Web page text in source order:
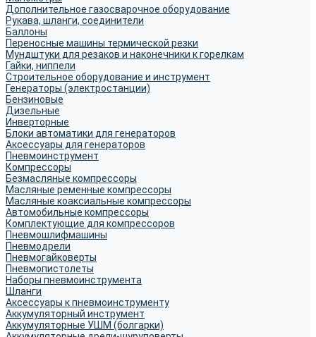
Дополнительное газосварочное оборудование
Рукава, шланги, соединители
Баллоны
Переносные машины термической резки
Мундштуки для резаков и наконечники к горелкам
Гайки, ниппели
Строительное оборудование и инструмент
Генераторы (электростанции)
Бензиновые
Дизельные
Инверторные
Блоки автоматики для генераторов
Аксессуары для генераторов
Пневмоинструмент
Компрессоры
Безмасляные компрессоры
Масляные ременные компрессоры
Масляные коаксиальные компрессоры
Автомобильные компрессоры
Комплектующие для компрессоров
Пневмошлифмашины
Пневмодрели
Пневмогайковерты
Пневмопистолеты
Наборы пневмоинструмента
Шланги
Аксессуары к пневмоинструменту
Аккумуляторный инструмент
Аккумуляторные УШМ (болгарки)